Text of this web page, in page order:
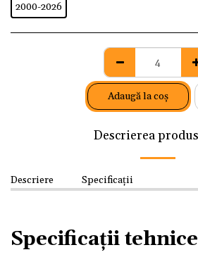
2000-2026
Adaugă la coş
Descrierea
Descriere Specificații
Specificații tehnice